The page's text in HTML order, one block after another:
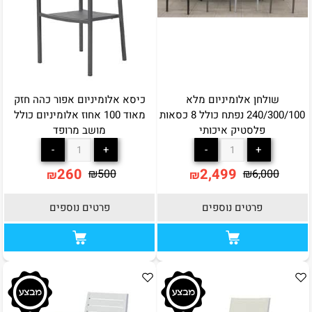
שולחן אלומיניום מלא
240/300/100 נפתח כולל 8 כסאות
פלסטיק איכותי
₪6,000
₪2,499
פרטים נוספים
כיסא אלומיניום אפור כהה חזק
מאוד 100 אחוז אלומיניום כולל
מושב מרופד
₪500
₪260
פרטים נוספים